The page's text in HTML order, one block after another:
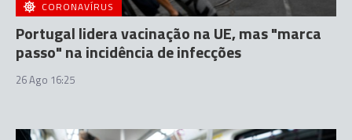
CORONAVÍRUS
Portugal lidera vacinação na UE, mas "marca
passo" na incidência de infecções
26 Ago 16:25